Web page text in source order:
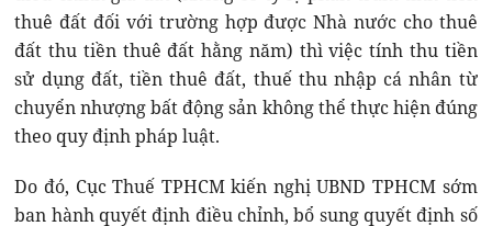
thuê đất đối với trường hợp được Nhà nước cho thuê
đất thu tiền thuê đất hằng năm) thì việc tính thu tiền
sử dụng đất, tiền thuê đất, thuế thu nhập cá nhân từ
chuyển nhượng bất động sản không thể thực hiện đúng
theo quy định pháp luật.
Do đó, Cục Thuế TPHCM kiến nghị UBND TPHCM sớm
ban hành quyết định điều chỉnh, bổ sung quyết định số